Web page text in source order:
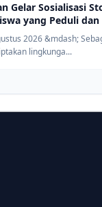
Gelar Sosialisasi
yang Peduli
2026 &mdash;
lingkunga...